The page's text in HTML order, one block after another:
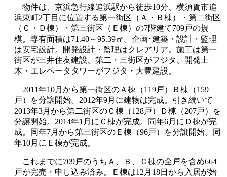
物件は、京浜急行線追浜駅から徒歩10分、横須賀市追
浜東町2丁目に位置する第一街区（Ａ・Ｂ棟）・第二街区
（Ｃ・Ｄ棟）・第三街区（Ｅ棟）の7階建て709戸の規
模。専有面積は71.40～95.39㎡。企画･建築・設計・監理
は安宅設計。開発設計・監理はクレアリア。施工は第一
街区が三井住友建設、第二・三街区がフジタ、開発土
木・エレベータタワーがフジタ・大豊建設。
2011年10月から第一街区のＡ棟（119戸）Ｂ棟（159
戸）を分譲開始。2012年9月に建物は完成。引き続いて
2013年3月から第二街区のＣ棟（128戸）Ｄ棟（207戸）を
分譲開始。2014年1月にＣ棟が完成。同年6月にＤ棟が完
成。同年7月から第三街区のＥ棟（96戸）を分譲開始。同
年10月にＥ棟が完成。
これまでに709戸のうちＡ、Ｂ、Ｃ棟の全戸を含め664
戸が完売・申し込み済み。Ｅ棟は12月18日から入居が始